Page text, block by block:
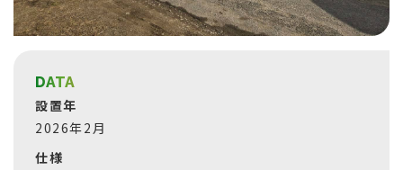
DATA
設置年
2026年2月
仕様